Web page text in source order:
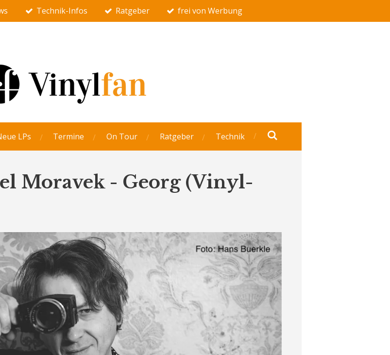
Technik-Infos Ratgeber frei von Werbung
LPs Termine On Tour Ratgeber Technik
Moravek - Georg (Vinyl-